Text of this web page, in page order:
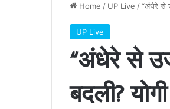
Home / UP Live /“अंधेरे से
UP Live
“अंधेरे से
बदली?